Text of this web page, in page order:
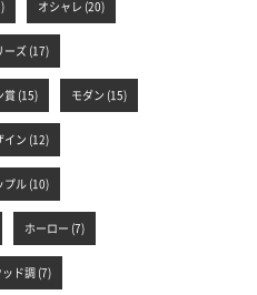
オシャレ (20)
ーズ (17)
賞 (15) モダン (15)
イン (12)
プル (10)
ホーロー (7)
ッド調 (7)